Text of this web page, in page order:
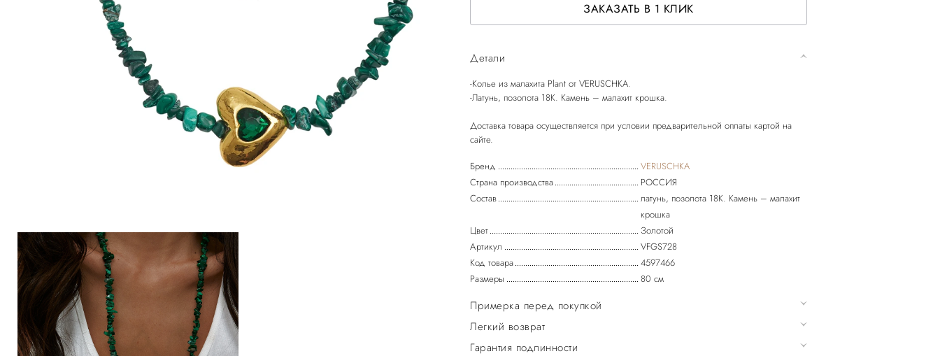
ЗАКАЗАТЬ В 1 КЛИК
Детали
-Колье из малахита Plant от VERUSCHKA.
-Латунь, позолота 18К. Камень – малахит крошка.
Доставка товара осуществляется при условии предварительной оплаты картой на
Бренд
VERUSCHKA
Страна производства
РОССИЯ
Состав
латунь, позолота 18К. Камень – малахит
крошка
Цвет
Золотой
Артикул
VFGS728
Код товара
4597466
Размеры
80 см
Примерка перед покупкой
Легкий возврат
Гарантия подлинности